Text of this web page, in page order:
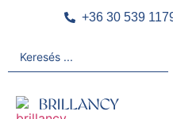
+36 30 539